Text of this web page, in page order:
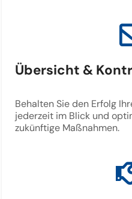
Übersicht &
Behalten Sie den Erfolg
jederzeit im Blick und
zukünftige Maßnahmen.